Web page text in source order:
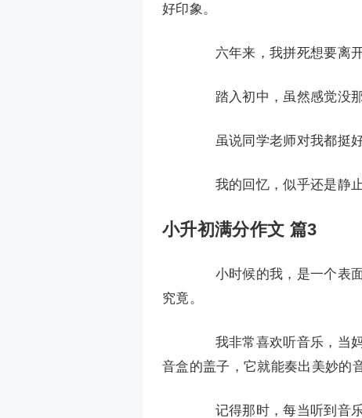
好印象。
六年来，我拼死想要离开
踏入初中，虽然感觉没那
虽说同学老师对我都挺好
我的回忆，似乎还是静
小升初满分作文 篇3
小时候的我，是一个表面
究竟。
我非常喜欢听音乐，当妈
音盒的盖子，它就能奏出美妙的
记得那时，每当听到音乐